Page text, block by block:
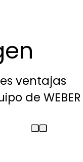
ventajas
de WEBER